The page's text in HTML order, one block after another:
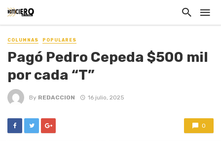
COLUMNAS POPULARES
Pagó Pedro Cepeda $500 mil
por cada “T”
By REDACCION 16 julio, 2025
0